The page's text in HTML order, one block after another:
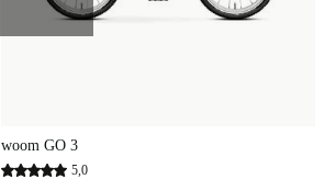
woom GO 3
5,0